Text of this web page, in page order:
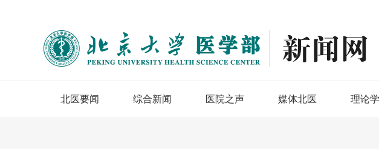
北医要闻 综合新闻 医院之声 媒体北医 理论